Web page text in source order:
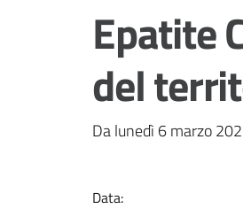
Epatite
del
Da lunedì 6 marzo
Data: